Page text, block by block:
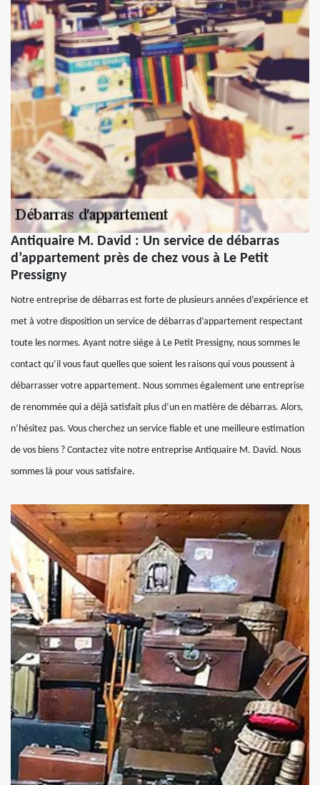
Antiquaire M. David : Un service de débarras
d’appartement près de chez vous à Le Petit
Pressigny
Notre entreprise de débarras est forte de plusieurs années d’expérience et
met à votre disposition un service de débarras d’appartement respectant
toute les normes. Ayant notre siège à Le Petit Pressigny, nous sommes le
contact qu’il vous faut quelles que soient les raisons qui vous poussent à
débarrasser votre appartement. Nous sommes également une entreprise
de renommée qui a déjà satisfait plus d’un en matière de débarras. Alors,
n’hésitez pas. Vous cherchez un service fiable et une meilleure estimation
de vos biens ? Contactez vite notre entreprise Antiquaire M. David. Nous
sommes là pour vous satisfaire.